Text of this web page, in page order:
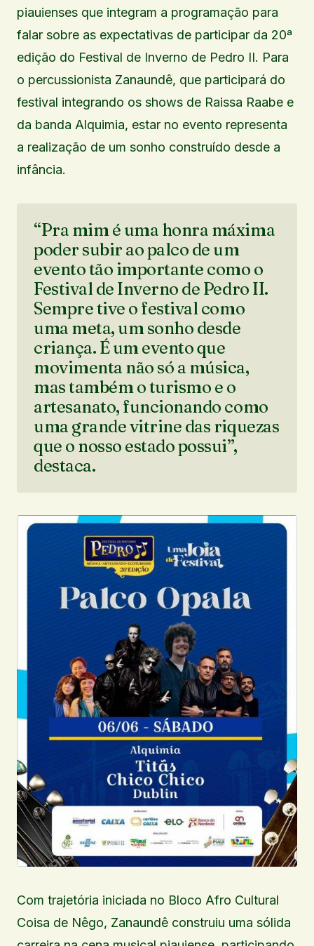
piauienses que integram a programação para
falar sobre as expectativas de participar da 20ª
edição do Festival de Inverno de Pedro II. Para
o percussionista Zanaundê, que participará do
festival integrando os shows de Raissa Raabe e
da banda Alquimia, estar no evento representa
a realização de um sonho construído desde a
infância.
“Pra mim é uma honra máxima
poder subir ao palco de um
evento tão importante como o
Festival de Inverno de Pedro II.
Sempre tive o festival como
uma meta, um sonho desde
criança. É um evento que
movimenta não só a música,
mas também o turismo e o
artesanato, funcionando como
uma grande vitrine das riquezas
que o nosso estado possui”,
destaca.
Com trajetória iniciada no Bloco Afro Cultural
Coisa de Nêgo, Zanaundê construiu uma sólida